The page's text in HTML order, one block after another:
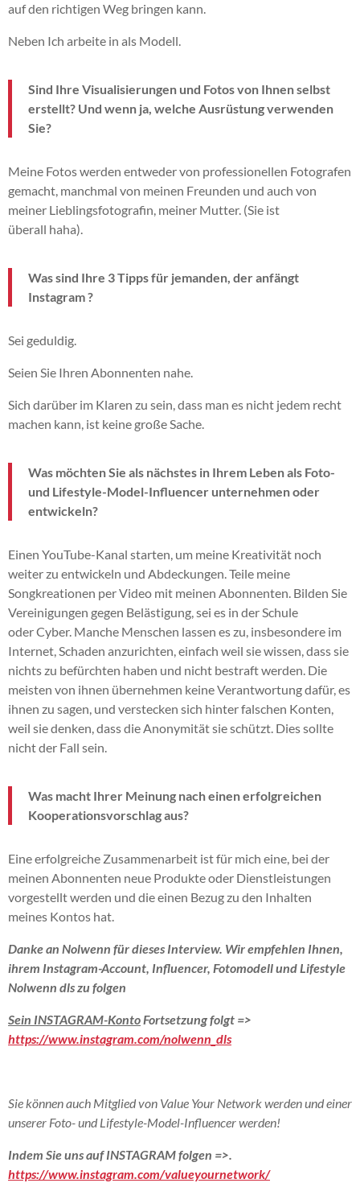
auf den richtigen Weg bringen kann.
Neben Ich arbeite in als Modell.
Sind Ihre Visualisierungen und Fotos von Ihnen selbst
erstellt? Und wenn ja, welche Ausrüstung verwenden
Sie?
Meine Fotos werden entweder von professionellen Fotografen
gemacht, manchmal von meinen Freunden und auch von
meiner Lieblingsfotografin, meiner Mutter. (Sie ist
überall haha).
Was sind Ihre 3 Tipps für jemanden, der anfängt
Instagram?
Sei geduldig.
Seien Sie Ihren Abonnenten nahe.
Sich darüber im Klaren zu sein, dass man es nicht jedem recht
machen kann, ist keine große Sache.
Was möchten Sie als nächstes in Ihrem Leben als Foto-
und Lifestyle-Model-Influencer unternehmen oder
entwickeln?
Einen YouTube-Kanal starten, um meine Kreativität noch
weiter zu entwickeln und Abdeckungen.Teile meine
Songkreationen per Video mit meinen Abonnenten. Bilden Sie
Vereinigungen gegen Belästigung, sei es in der Schule
oderCyber. Manche Menschen lassen es zu, insbesondere im
Internet, Schaden anzurichten, einfach weil sie wissen, dass sie
nichts zu befürchten haben und nicht bestraft werden. Die
meisten von ihnen übernehmen keine Verantwortung dafür, es
ihnen zu sagen, und verstecken sich hinter falschen Konten,
weil sie denken, dass die Anonymität sie schützt. Dies sollte
nicht der Fall sein.
Was macht Ihrer Meinung nach einen erfolgreichen
Kooperationsvorschlag aus?
Eine erfolgreiche Zusammenarbeit ist für mich eine, bei der
meinen Abonnenten neue Produkte oder Dienstleistungen
vorgestellt werden und die einen Bezug zu den Inhalten
meines Kontos hat.
Danke an Nolwenn für dieses Interview. Wir empfehlen Ihnen,
ihrem Instagram-Account, Influencer, Fotomodell und Lifestyle
Nolwenn dls zu folgen
Sein INSTAGRAM-KontoFortsetzung folgt =>
https://www.instagram.com/nolwenn_dls
Sie können auch Mitglied von Value Your Network werden und einer
unserer Foto- und Lifestyle-Model-Influencer werden!
Indem Sie uns auf INSTAGRAM folgen =>.
https://www.instagram.com/valueyournetwork/